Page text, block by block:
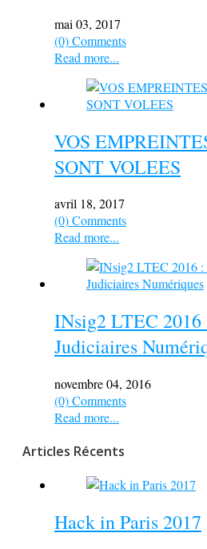
mai 03, 2017
(0) Comments
Read more...
VOS
SONT VOLEES
avril 18, 2017
(0) Comments
Read more...
INsig2 LTEC
Judiciaires
novembre 04, 2016
(0) Comments
Read more...
Articles Récents
Hack in Paris 2017